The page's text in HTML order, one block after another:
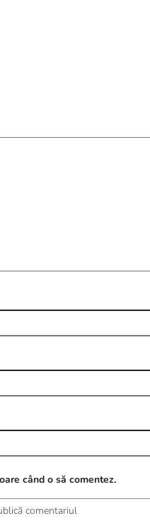
când o să comentez.